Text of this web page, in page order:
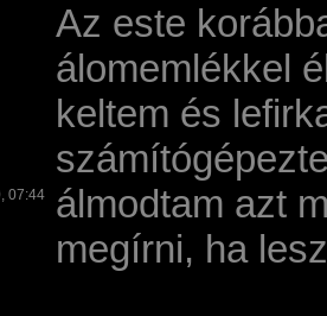
07:44
Az este
álomemlékkel
keltem és
álmodtam azt
megí­rni, ha